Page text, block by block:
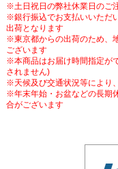
※土日祝日の弊社休業日のご
※銀行振込でお支払いいただ
出荷となります
※東京都からの出荷のため、
ございます
※本商品はお届け時間指定が
されません)
※天候及び交通状況等により
※年末年始・お盆などの長期
合がございます